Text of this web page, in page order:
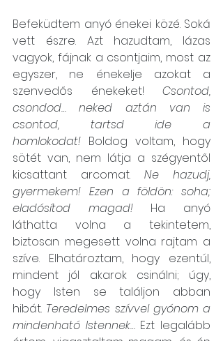
Befeküdtem anyó énekei közé. Soká
vett észre. Azt hazudtam, lázas
vagyok, fájnak a csontjaim, most az
egyszer, ne énekelje azokat a
szenvedős énekeket! Csontod,
csondod… neked aztán van is
csontod, tartsd ide a
homlokodat! Boldog voltam, hogy
sötét van, nem látja a szégyentől
kicsattant arcomat. Ne hazudj,
gyermekem! Ezen a földön: soha;
eladósítod magad! Ha anyó
láthatta volna a tekintetem,
biztosan megesett volna rajtam a
szíve. Elhatároztam, hogy ezentúl,
mindent jól akarok csinálni; úgy,
hogy Isten se találjon abban
hibát. Teredelmes szívvel gyónom a
mindenható Istennek… Ezt legalább